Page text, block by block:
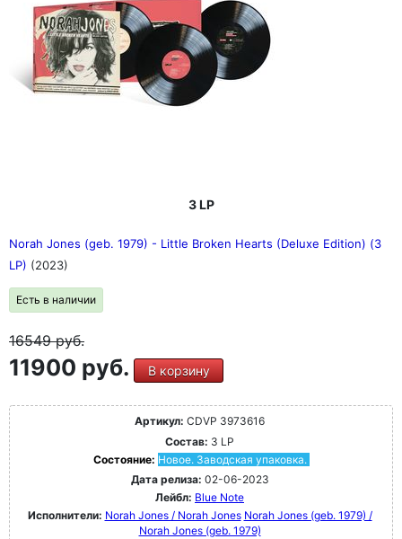
3 LP
Norah Jones (geb. 1979) - Little Broken Hearts (Deluxe Edition) (3
LP) (2023)
Есть в наличии
16549руб.
11900 руб. В корзину
Артикул: CDVP 3973616
Состав: 3 LP
Состояние: Новое. Заводская упаковка.
Дата релиза: 02-06-2023
Лейбл: Blue Note
Исполнители: Norah Jones / Norah Jones Norah Jones (geb. 1979) /
Norah Jones (geb. 1979)